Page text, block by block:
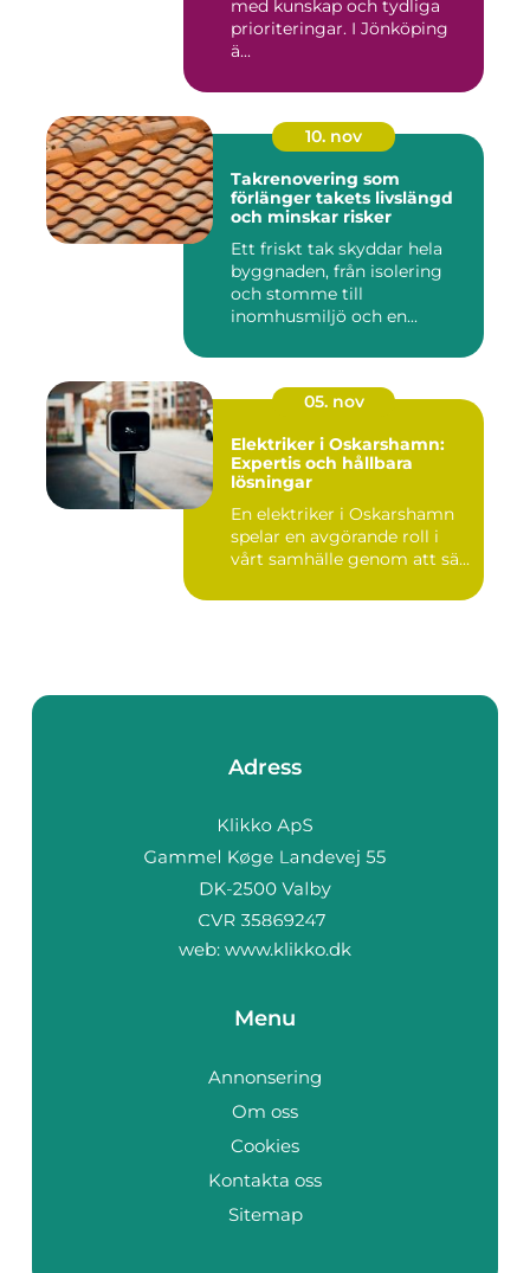
med kunskap och tydliga
prioriteringar. I Jönköping
ä...
10. nov
Takrenovering som
förlänger takets livslängd
och minskar risker
Ett friskt tak skyddar hela
byggnaden, från isolering
och stomme till
inomhusmiljö och en...
05. nov
Elektriker i Oskarshamn:
Expertis och hållbara
lösningar
En elektriker i Oskarshamn
spelar en avgörande roll i
vårt samhälle genom att sä...
Adress
web: www.klikko.dk
Menu
Annonsering
Om oss
Cookies
Kontakta oss
Sitemap